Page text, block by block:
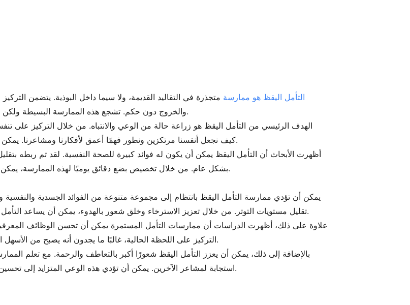
التأمل اليقظ هو ممارسة متجذرة في التقاليد القديمة، ولا سيما داخل البوذية. يتضمن
والخروج دون حكم. تشجع هذه الممارسة البسيطة ولكن العميقة على اتصال أكبر بتجاربنا الداخلية والعالم من حولنا.
الهدف الرئيسي من التأمل اليقظ هو زراعة حالة من الوعي والانتباه. من خلال التركيز على
كيف نجعل أنفسنا مرتكزين ونطور فهمًا أعمق لأفكارنا ومشاعرنا. يمكن أن تؤدي هذه الممارسة إلى طريقة حياة أكثر توازنًا وهدوءًا.
أظهرت الأبحاث أن التأمل اليقظ يمكن أن يكون له فوائد كبيرة للصحة النفسية. لقد تم ربطه
بشكل عام. من خلال تخصيص بضع دقائق يوميًا لهذه الممارسة، يمكن للأفراد تجربة تغييرات جذرية في عقلهم ومرونة عواطفهم.
يمكن أن تؤدي ممارسة التأمل اليقظ بانتظام إلى مجموعة متنوعة من الفوائد الجسدية والنفسية
تقليل مستويات التوتر. من خلال تعزيز الاسترخاء وخلق شعور بالهدوء، يمكن أن يساعد التأمل اليقظ الأفراد في إدارة ضغوط الحياة اليومية بشكل أفضل.
علاوة على ذلك، أظهرت الدراسات أن ممارسات التأمل المستمرة يمكن أن تحسن الوظائف المعرفية
التركيز على اللحظة الحالية، غالبًا ما يجدون أنه يصبح من الأسهل الانخراط في المهام، مما يؤدي إلى تحسين الإنتاجية والإبداع.
بالإضافة إلى ذلك، يمكن أن يعزز التأمل اليقظ شعورًا أكبر بالتعاطف والرحمة. مع تعلم
استجابة لمشاعر الآخرين. يمكن أن تؤدي هذه الوعي المتزايد إلى تحسين العلاقات وإحساس أعمق بالمجتمع والترابط مع من حولنا.